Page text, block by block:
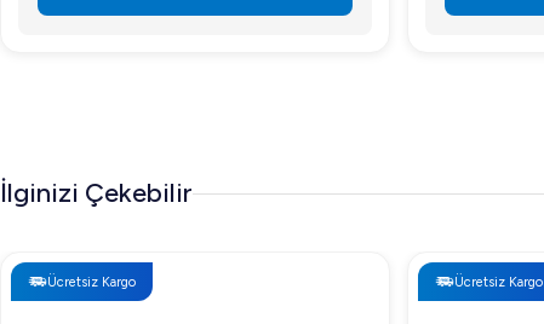
İlginizi Çekebilir
Ücretsiz Kargo Ücretsiz Kargo